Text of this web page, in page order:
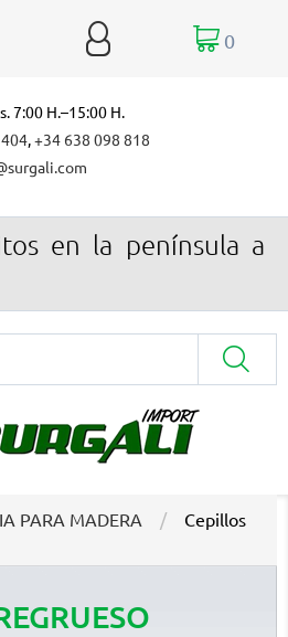
 0
7:00 H.–15:00 H.
,+34 638 098 818
en la península a
PARA MADERA
Cepillos